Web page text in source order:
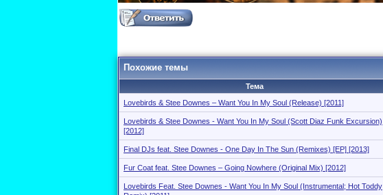
Похожие темы
Тема
Lovebirds & Stee Downes – Want You In My Soul (Release) [2011]
Lovebirds & Stee Downes - Want You In My Soul (Scott Diaz Funk Excursion)
[2012]
Final DJs feat. Stee Downes - One Day In The Sun (Remixes) [EP] [2013]
Fur Coat feat. Stee Downes – Going Nowhere (Original Mix) [2012]
Lovebirds Feat. Stee Downes - Want You In My Soul (Instrumental; Hot Toddy